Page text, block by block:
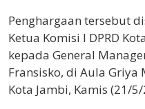
Penghargaan tersebut
Ketua Komisi I DPRD
kepada General
Fransisko, di Aula Griya
Kota Jambi, Kamis (21/